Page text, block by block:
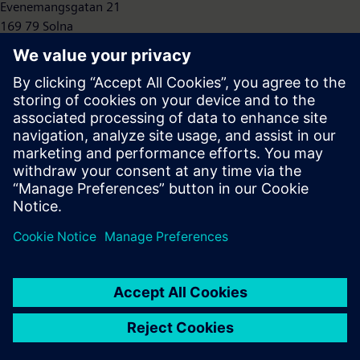
Evenemangsgatan 21
169 79 Solna
Sverige
+46 (0)8 728 1442
lisa.frykman@siemens.com
Press | Company | Siemens
© Siemens 1996 – 2026